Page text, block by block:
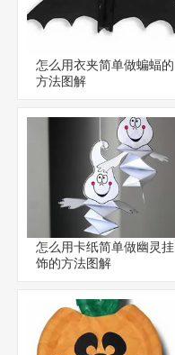
怎么用衣夹简单做蝙蝠的
方法图解
怎么用卡纸简单做幽灵挂
饰的方法图解